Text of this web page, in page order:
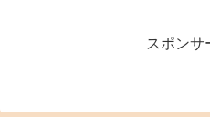
スポンサ